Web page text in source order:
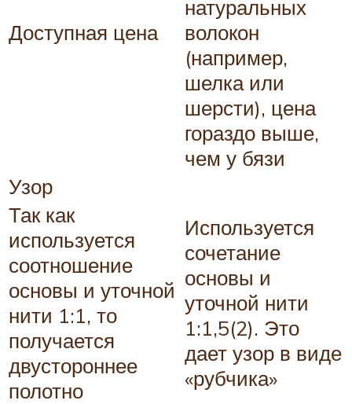
Доступная цена
натуральных
волокон
(например,
шелка или
шерсти), цена
гораздо выше,
чем у бязи
Узор
Так как
используется
соотношение
основы и уточной
нити 1:1, то
получается
двустороннее
полотно
Используется
сочетание
основы и
уточной нити
1:1,5(2). Это
дает узор в виде
«рубчика»